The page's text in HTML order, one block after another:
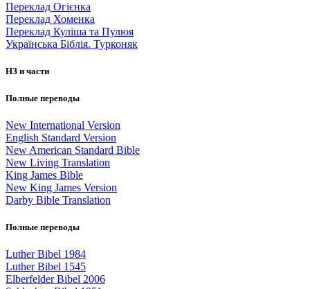
Переклад Огієнка
Переклад Хоменка
Переклад Куліша та Пулюя
Українська Біблія. Турконяк
НЗ и части
Полные переводы
New International Version
English Standard Version
New American Standard Bible
New Living Translation
King James Bible
New King James Version
Darby Bible Translation
Полные переводы
Luther Bibel 1984
Luther Bibel 1545
Elberfelder Bibel 2006